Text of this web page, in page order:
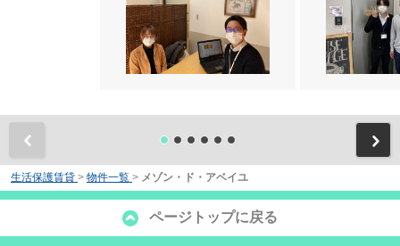
生活保護賃貸 > 物件一覧 > メゾン・ド・アベイユ
ページトップに戻る